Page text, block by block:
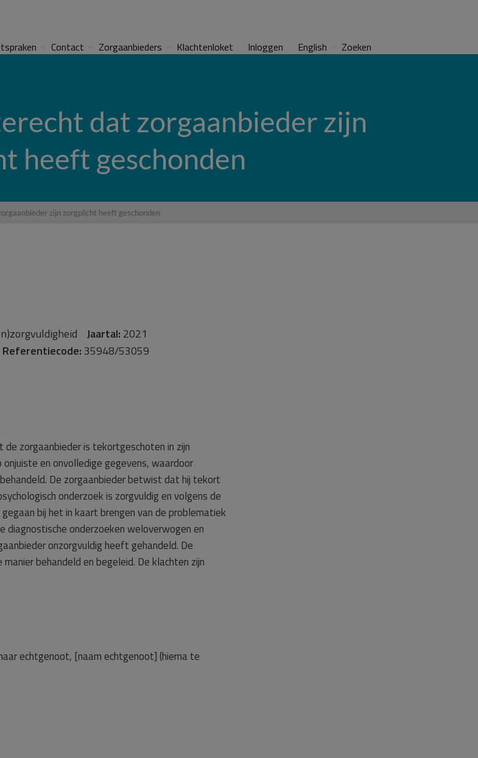
Contact Zorgaanbieders Klachtenloket Inloggen English Zoeken
dat zorgaanbieder zijn
heeft geschonden
zijn zorgplicht heeft geschonden
Jaartal: 2021
Referentiecode: 35948/53059
zorgaanbieder is tekortgeschoten in zijn
en onvolledige gegevens, waardoor
De zorgaanbieder betwist dat hij tekort
onderzoek is zorgvuldig en volgens de
bij het in kaart brengen van de problematiek
diagnostische onderzoeken weloverwogen en
onzorgvuldig heeft gehandeld. De
behandeld en begeleid. De klachten zijn
echtgenoot, [naam echtgenoot] (hierna te